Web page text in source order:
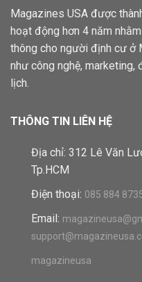
Magazines USA được
hoạt động hơn 4 năm
thông cho người định cư ở
như công nghệ, marketing,
lịch.
THÔNG TIN LIÊN HỆ
Địa chỉ: 312 Lê Văn
Tp.HCM
Điện thoại: 085 884
Email:
magazineusa